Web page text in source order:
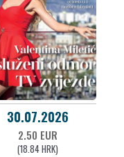
30.07.2026
2.50 EUR
(18.84 HRK)